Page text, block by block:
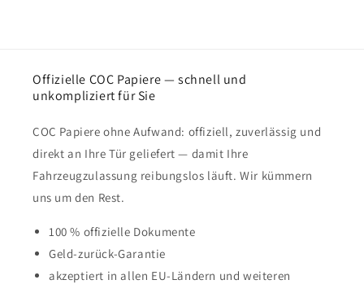
Offizielle COC Papiere — schnell und
unkompliziert für Sie
COC Papiere ohne Aufwand: offiziell, zuverlässig und
direkt an Ihre Tür geliefert — damit Ihre
Fahrzeugzulassung reibungslos läuft. Wir kümmern
uns um den Rest.
100 % offizielle Dokumente
Geld-zurück-Garantie
akzeptiert in allen EU-Ländern und weiteren